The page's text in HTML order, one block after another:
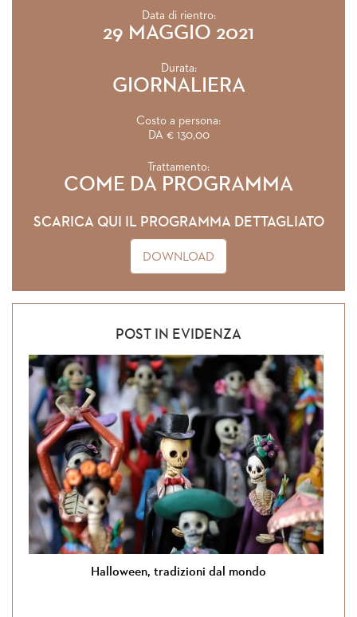
Data di rientro:
29 MAGGIO 2021
Durata:
GIORNALIERA
Costo a persona:
DA € 130,00
Trattamento:
COME DA PROGRAMMA
SCARICA QUI IL PROGRAMMA DETTAGLIATO
DOWNLOAD
POST IN EVIDENZA
Halloween, tradizioni dal mondo